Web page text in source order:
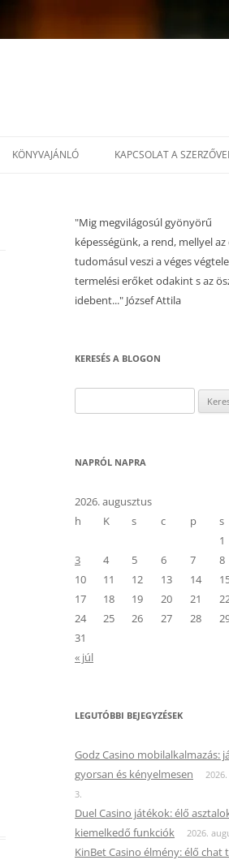
KÖNYVAJÁNLÓ KAPCSOLAT A
"Mig megvilágosúl gyönyörű
képességünk, a rend, mellyel az
tudomásul veszi a véges
termelési erőket odakint s az
idebent..." József Attila
KERESÉS A BLOGON
NAPRÓL NAPRA
2026. augusztus
h
K s c p s
1
3
4 5 6 7 8
10
11 12 13 14
17
18 19 20 21
24
25 26 27 28
31
« júl
LEGUTÓBBI BEJEGYZÉSEK
Godz Casino mobilalkalmazás:
gyorsan és kényelmesen
3.
Duel Casino játékok: élő
kiemelkedő funkciók
2026.
KinBet Casino élmény: élő chat